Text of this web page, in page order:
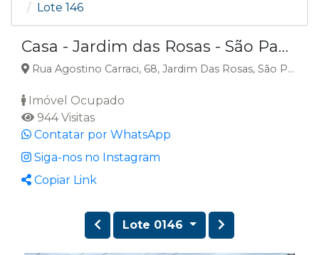
Lote 146
Casa - Jardim das Rosas - São Paulo/SP
Rua Agostino Carraci, 68, Jardim Das Rosas, São Paulo, SP
Imóvel Ocupado
944 Visitas
Contatar por WhatsApp
Siga-nos no Instagram
Copiar Link
Lote 0146